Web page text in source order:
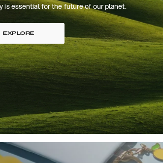
is essential for the future of our planet.
EXPLORE